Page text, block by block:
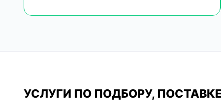
УСЛУГИ ПО ПОДБОРУ,